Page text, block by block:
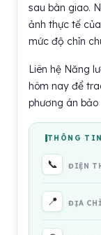
sau bàn giao.
ảnh thực tế
mức độ chỉn
Liên hệ Năng
hôm nay để
phương án
THÔNG
📞 ĐIỆN
📍 ĐỊA